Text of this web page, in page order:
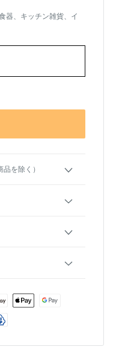
器、キッチン雑貨、イ
を除く）